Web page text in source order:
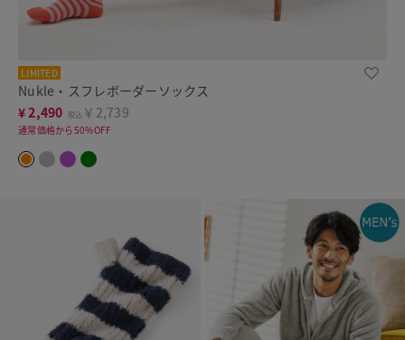
LIMITED
Nukle・スフレボーダーソックス
¥2,490 税込 ￥2,739
通常価格から50%OFF